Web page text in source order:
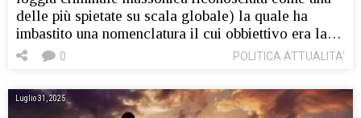
delle più spietate su scala globale) la quale ha
imbastito una nomenclatura il cui obbiettivo era la…
POLITICA ATTUALITA'
0
Luglio 31, 2025